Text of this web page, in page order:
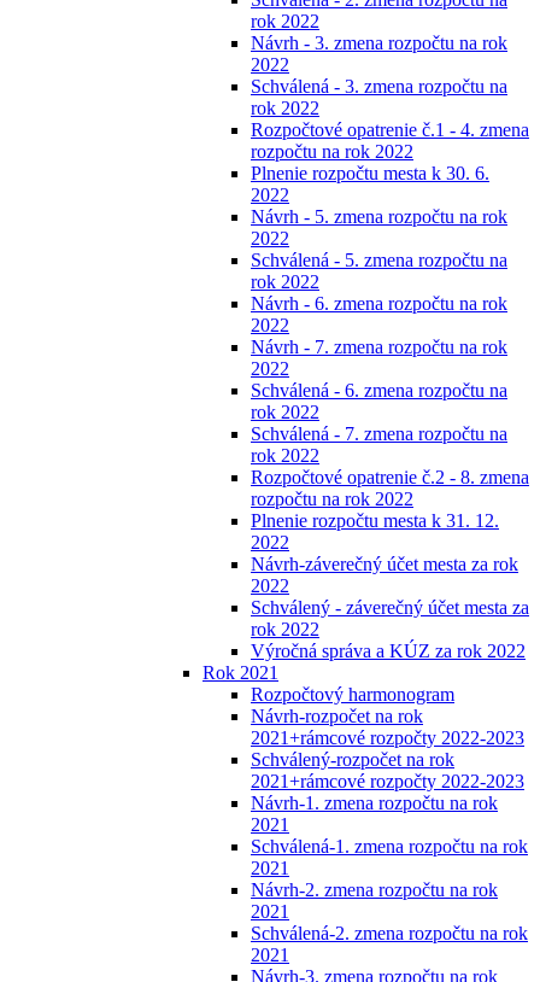
rok 2022
Návrh - 3. zmena rozpočtu na rok
2022
Schválená - 3. zmena rozpočtu na
rok 2022
Rozpočtové opatrenie č.1 - 4. zmena
rozpočtu na rok 2022
Plnenie rozpočtu mesta k 30. 6.
2022
Návrh - 5. zmena rozpočtu na rok
2022
Schválená - 5. zmena rozpočtu na
rok 2022
Návrh - 6. zmena rozpočtu na rok
2022
Návrh - 7. zmena rozpočtu na rok
2022
Schválená - 6. zmena rozpočtu na
rok 2022
Schválená - 7. zmena rozpočtu na
rok 2022
Rozpočtové opatrenie č.2 - 8. zmena
rozpočtu na rok 2022
Plnenie rozpočtu mesta k 31. 12.
2022
Návrh-záverečný účet mesta za rok
2022
Schválený - záverečný účet mesta za
rok 2022
Výročná správa a KÚZ za rok 2022
Rok 2021
Rozpočtový harmonogram
Návrh-rozpočet na rok
2021+rámcové rozpočty 2022-2023
Schválený-rozpočet na rok
2021+rámcové rozpočty 2022-2023
Návrh-1. zmena rozpočtu na rok
2021
Schválená-1. zmena rozpočtu na rok
2021
Návrh-2. zmena rozpočtu na rok
2021
Schválená-2. zmena rozpočtu na rok
2021
Návrh-3. zmena rozpočtu na rok